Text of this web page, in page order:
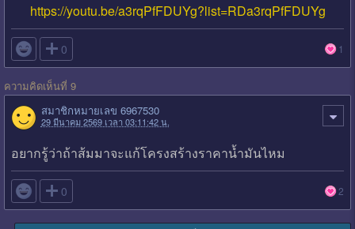
https://youtu.be/a3rqPfFDUYg?list=RDa3rqPfFDUYg
 0 1
ความคิดเห็นที่ 9
สมาชิกหมายเลข 6967530
29 มีนาคม 2569 เวลา 03:11:42 น.
อยากรู้ว่าถ้าส้มมาจะแก้โครงสร้างราคาน้ำมันไหม
 0 2